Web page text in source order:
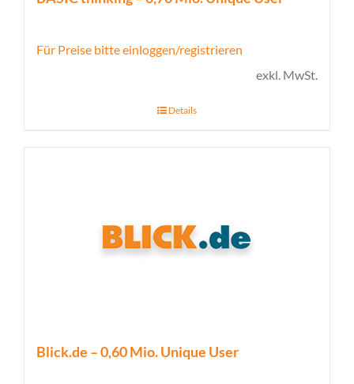
Für Preise bitte einloggen/registrieren
exkl. MwSt.
Details
Blick.de – 0,60 Mio. Unique User